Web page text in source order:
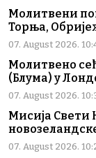
Молитвени
Торња,
07. August 2026.
Молитвено
(Блума) у
07. August 2026.
Мисија Свети
07. August 2026.